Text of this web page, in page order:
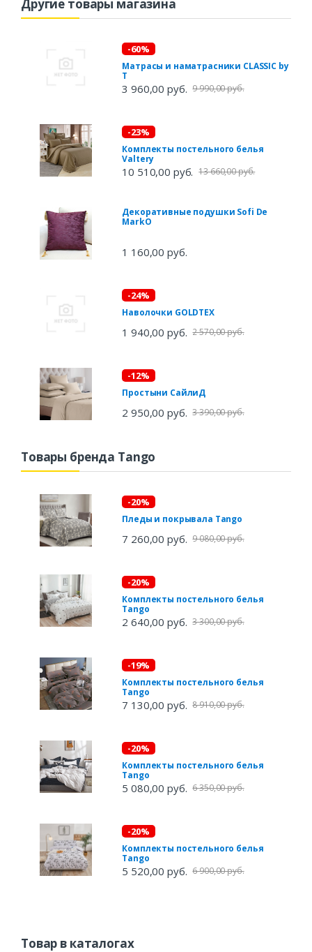
Другие товары магазина
-60%
Матрасы и наматрасники CLASSIC by
T
3 960,00 руб. 9 990,00 руб.
-23%
Комплекты постельного белья
Valtery
10 510,00 руб. 13 660,00 руб.
Декоративные подушки Sofi De
MarkO
1 160,00 руб.
-24%
Наволочки GOLDTEX
1 940,00 руб. 2 570,00 руб.
-12%
Простыни СайлиД
2 950,00 руб. 3 390,00 руб.
Товары бренда Tango
-20%
Пледы и покрывала Tango
7 260,00 руб. 9 080,00 руб.
-20%
Комплекты постельного белья
Tango
2 640,00 руб. 3 300,00 руб.
-19%
Комплекты постельного белья
Tango
7 130,00 руб. 8 910,00 руб.
-20%
Комплекты постельного белья
Tango
5 080,00 руб. 6 350,00 руб.
-20%
Комплекты постельного белья
Tango
5 520,00 руб. 6 900,00 руб.
Товар в каталогах